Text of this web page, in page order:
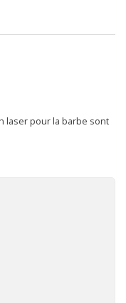
laser pour la barbe sont